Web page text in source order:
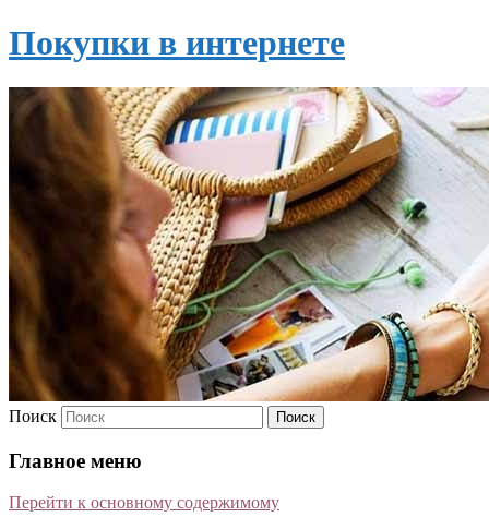
Покупки в интернете
Поиск
Главное меню
Перейти к основному содержимому